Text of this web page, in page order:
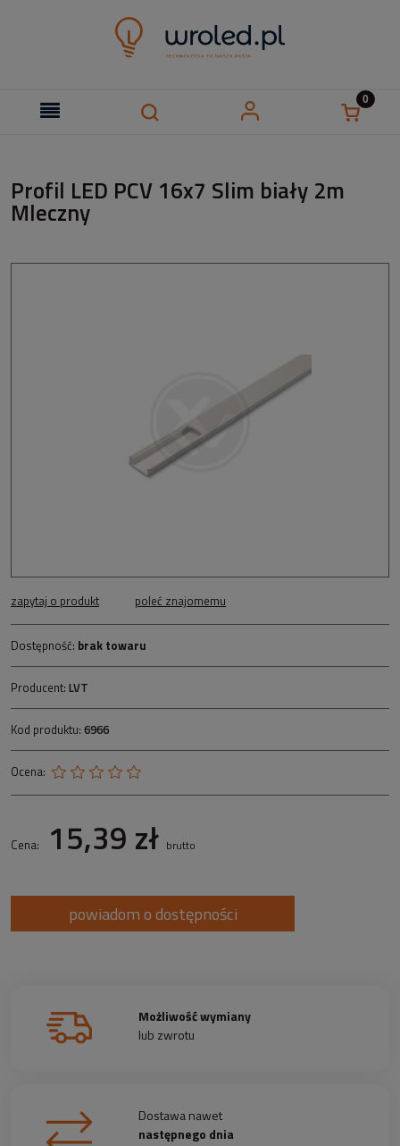
Profil LED PCV 16x7 Slim biały 2m
Mleczny
zapytaj o produkt poleć znajomemu
Dostępność: brak towaru
Producent: LVT
Kod produktu: 6966
Ocena:
Cena: 15,39 zł brutto
powiadom o dostępności
Możliwość wymiany
lub zwrotu
Dostawa nawet
następnego dnia